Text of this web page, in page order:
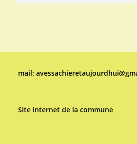
mail:
Site internet de la commune